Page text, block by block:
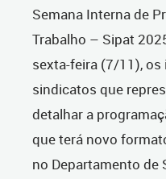
Semana Interna de
Trabalho – Sipat
sexta-feira (7/11),
sindicatos que
detalhar a
que terá novo
no Departamento de